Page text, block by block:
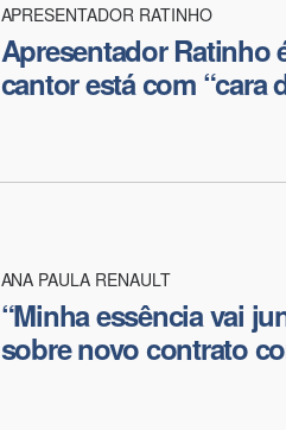
APRESENTADOR RATINHO
Apresentador Ratinho
cantor está com “cara
ANA PAULA RENAULT
“Minha essência vai
sobre novo contrato